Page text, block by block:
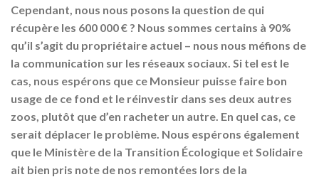
Cependant, nous nous posons la question de qui
récupère les 600 000 € ? Nous sommes certains à 90%
qu’il s’agit du propriétaire actuel – nous nous méfions de
la communication sur les réseaux sociaux. Si tel est le
cas, nous espérons que ce Monsieur puisse faire bon
usage de ce fond et le réinvestir dans ses deux autres
zoos, plutôt que d’en racheter un autre. En quel cas, ce
serait déplacer le problème. Nous espérons également
que le Ministère de la Transition Écologique et Solidaire
ait bien pris note de nos remontées lors de la